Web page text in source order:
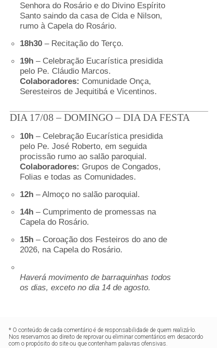
Senhora do Rosário e do Divino Espírito
Santo saindo da casa de Cida e Nilson,
rumo à Capela do Rosário.
18h30– Recitação do Terço.
19h– Celebração Eucarística presidida
pelo Pe. Cláudio Marcos.
Colaboradores: Comunidade Onça,
Seresteiros de Jequitibá e Vicentinos.
DIA 17/08 – DOMINGO – DIA DA FESTA
10h– Celebração Eucarística presidida
pelo Pe. José Roberto, em seguida
procissão rumo ao salão paroquial.
Colaboradores: Grupos de Congados,
Folias e todas as Comunidades.
12h– Almoço no salão paroquial.
14h– Cumprimento de promessas na
Capela do Rosário.
15h– Coroação dos Festeiros do ano de
2026, na Capela do Rosário.
Haverá movimento de barraquinhas todos
os dias, exceto no dia 14 de agosto.
* O conteúdo de cada comentário é de responsabilidade de quem realizá-lo.
Nos reservamos ao direito de reprovar ou eliminar comentários em desacordo
com o propósito do site ou que contenham palavras ofensivas.